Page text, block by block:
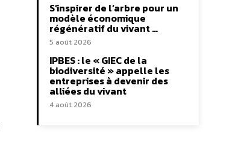
S’inspirer de l’arbre pour un
modèle économique
régénératif du vivant …
5 août 2026
IPBES : le « GIEC de la
biodiversité » appelle les
entreprises à devenir des
alliées du vivant
4 août 2026